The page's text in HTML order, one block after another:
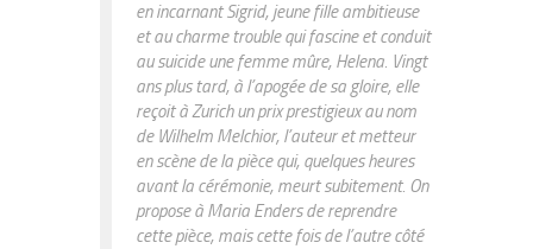
en incarnant Sigrid, jeune fille ambitieuse
et au charme trouble qui fascine et conduit
au suicide une femme mûre, Helena. Vingt
ans plus tard, à l’apogée de sa gloire, elle
reçoit à Zurich un prix prestigieux au nom
de Wilhelm Melchior, l’auteur et metteur
en scène de la pièce qui, quelques heures
avant la cérémonie, meurt subitement. On
propose à Maria Enders de reprendre
cette pièce, mais cette fois de l’autre côté